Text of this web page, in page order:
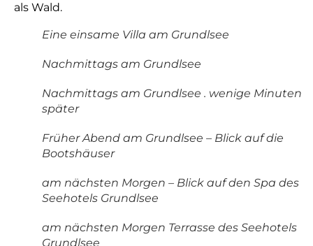
als Wald.
Eine einsame Villa am Grundlsee
Nachmittags am Grundlsee
Nachmittags am Grundlsee . wenige Minuten
später
Früher Abend am Grundlsee – Blick auf die
Bootshäuser
am nächsten Morgen – Blick auf den Spa des
Seehotels Grundlsee
am nächsten Morgen Terrasse des Seehotels
Grundlsee